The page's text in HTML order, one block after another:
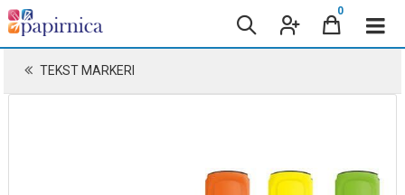
0
TEKST MARKERI